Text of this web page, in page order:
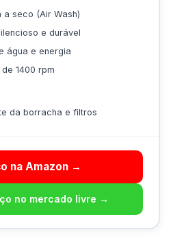
seco (Air Wash)
e durável
água e energia
1400 rpm
da borracha e filtros
na Amazon →
no mercado livre →